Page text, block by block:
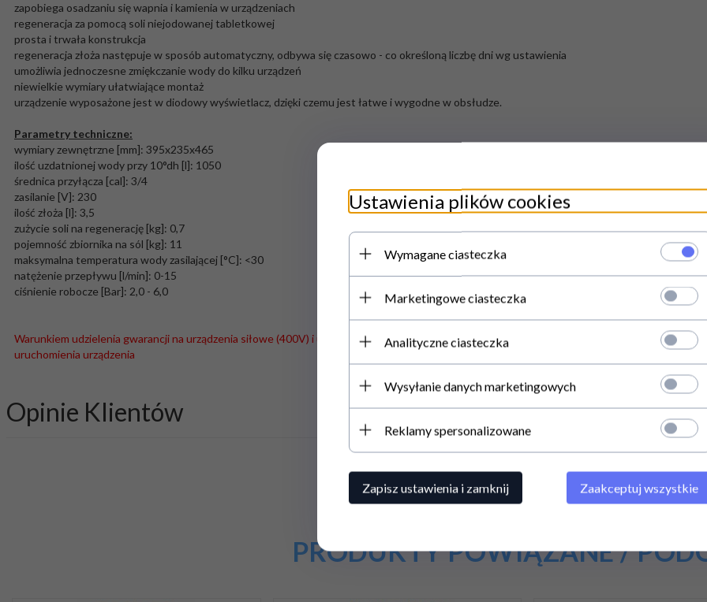
zapobiega osadzaniu się wapnia i kamienia w urządzeniach
regeneracja za pomocą soli niejodowanej tabletkowej
prosta i trwała konstrukcja
regeneracja złoża następuje w sposób automatyczny, odbywa się czasowo - co określoną liczbę dni wg ustawienia
umożliwia jednoczesne zmiękczanie wody do kilku urządzeń
niewielkie wymiary ułatwiające montaż
urządzenie wyposażone jest w diodowy wyświetlacz, dzięki czemu jest łatwe i wygodne w obsłudze.
Parametry techniczne:
wymiary zewnętrzne [mm]: 395x235x465
ilość uzdatnionej wody przy 10°dh [l]: 1050
średnica przyłącza [cal]: 3/4
zasilanie [V]: 230
ilość złoża [l]: 3,5
zużycie soli na regenerację [kg]: 0,7
pojemność zbiornika na sól [kg]: 11
maksymalna temperatura wody zasilającej [°C]: <30
natężenie przepływu [l/min]: 0-15
ciśnienie robocze [Bar]: 2,0 - 6,0
Warunkiem udzielenia gwarancji na urządzenia siłowe (400V) i urządzenia gazowe z oferty Resto Quality jest wypełniona i podpisana przez
uruchomienia urządzenia
Opinie Klientów
PRODUKTY POWIĄZANE /
Ustawienia plików cookies
Wymagane ciasteczka
Marketingowe ciasteczka
Analityczne ciasteczka
Wysyłanie danych marketingowych
Reklamy spersonalizowane
Zapisz ustawienia i zamknij Zaakceptuj wszystkie